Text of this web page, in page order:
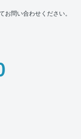
問い合わせください。